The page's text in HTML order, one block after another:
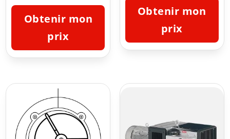
Obtenir mon
prix
Obtenir mon
prix